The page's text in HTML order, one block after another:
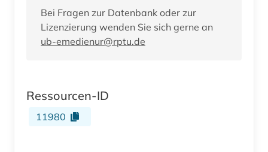
Bei Fragen zur Datenbank oder zur
Lizenzierung wenden Sie sich gerne an
ub-emedienur@rptu.de
Ressourcen-ID
11980